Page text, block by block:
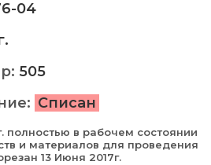
04
505
Списан
полностью в рабочем состоянии
и материалов для проведения
13 Июня 2017г.